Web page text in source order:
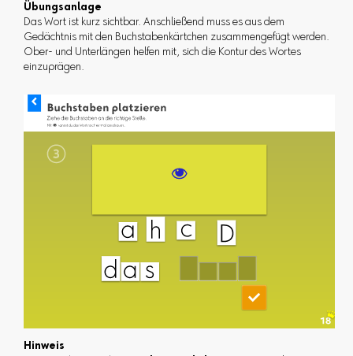
Übungsanlage
Das Wort ist kurz sichtbar. Anschließend muss es aus dem
Gedächtnis mit den Buchstabenkärtchen zusammengefügt werden.
Ober- und Unterlängen helfen mit, sich die Kontur des Wortes
einzuprägen.
Hinweis